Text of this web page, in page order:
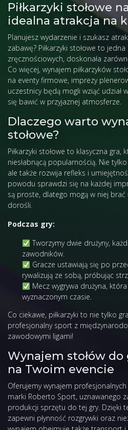
Piłkarzyki stołowe
idealna atrakcja na
Planujesz wydarzenie i szukasz
zabawę? Piłkarzyki stołowe to
zręcznościowych, doskonała
Co więcej, wynajem piłkarzyków
na eventy firmowe, imprezy
uczestnicy będą mogli wziąć udział
się bawić w przyjaznej atmosferze.
Dlaczego warto
stołowe?
Piłkarzyki stołowe to klasyczna gra,
niesłabnącą popularnością. Nie
ale także rozwija refleks i
powodu sprawdzi się na każdej
są proste, dlatego mogą w niej brać
dorośli.
Podczas gry:
Tworzymy dwie drużyny,
zawodników.
Gracze ustawiają się po
rywalizują ze sobą, próbując
Mecz wygrywa drużyna,
wyznaczonym czasie.
Co ciekawe, piłkarzyki to nie tylko
profesjonalny sport z
zawodowymi ligami!
Wynajem stołów do
na Twoim evencie
Oferujemy wynajem
marki Roberto Sport, uznawanego
produkcji sprzętu do tej gry. Dzięki
zapewni płynność rozgrywki oraz